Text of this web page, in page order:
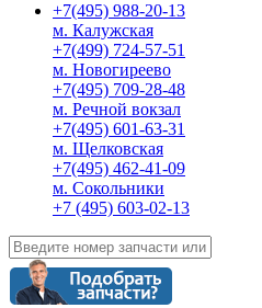
+7(495) 988-20-13
м. Калужская
+7(499) 724-57-51
м. Новогиреево
+7(495) 709-28-48
м. Речной вокзал
+7(495) 601-63-31
м. Щелковская
+7(495) 462-41-09
м. Сокольники
+7 (495) 603-02-13